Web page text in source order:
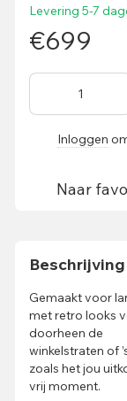
Levering 5-7
€699
Inloggen
Naar
Beschrijving
Gemaakt voor
met retro looks
doorheen de
winkelstraten of
zoals het jou
vrij moment.